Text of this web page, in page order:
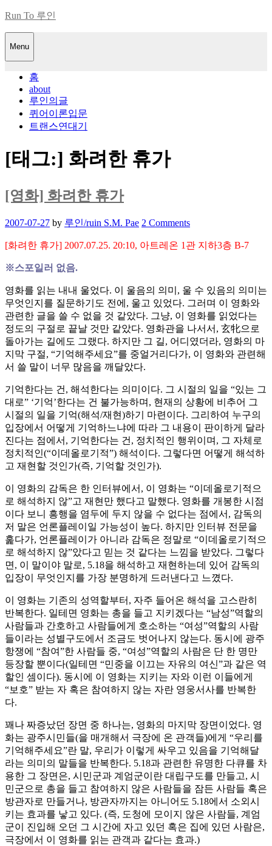
Skip
content
Run To 루인
Menu
홈
about
루인의글
퀴어이론입문
트랜스연대기
[태그:] 화려한 휴가
[영화] 화려한 휴가
Posted
2007-07-27 by 루인/ruin S.M. Pae 2 Comments
[화려한 휴가] 2007.07.25. 20:10, 아트레온 1관 지하3층 B-7
※스포일러 없음.
영화를 읽는 내내 울었다. 이 울음의 의미, 울 수 있음의 의미는
무엇인지를 질문하기도 전에, 울고 있었다. 그러며 이 영화와
관련한 글을 쓸 수 없을 것 같았다. 그냥, 이 영화를 읽었다는
정도의 구절로 끝날 것만 같았다. 영화관을 나서서, 玄牝으로
돌아가는 길에도 그랬다. 하지만 그 길, 어디였더라, 영화의 마
지막 구절, “기억해주세요”를 중얼거리다가, 이 영화와 관련해
서 쓸 말이 너무 많음을 깨달았다.
기억한다는 건, 해석한다는 의미이다. 그 시절의 일을 “있는 그
대로” ‘기억’한다는 건 불가능하며, 현재의 상황에 비추어 그
시절의 일을 기억(해석/재현)하기 마련이다. 그리하여 누구의
입장에서 어떻게 기억하느냐에 따라 그 내용이 판이하게 달라
진다는 점에서, 기억한다는 건, 정치적인 행위이며, 그 자체로
정치적인(“이데올로기적”) 해석이다. 그렇다면 어떻게 해석하
고 재현할 것인가(즉, 기억할 것인가).
이 영화의 감독은 한 인터뷰에서, 이 영화는 “이데올로기적으
로 해석하지 않”고 재현만 했다고 말했다. 영화를 개봉한 시점
이다 보니 흥행을 염두에 두지 않을 수 없다는 점에서, 감독의
저 말은 언론플레이일 가능성이 높다. 하지만 인터뷰 전문을
훑다가, 언론플레이가 아니라 감독은 정말로 “이데올로기적으
로 해석하지 않”았다고 믿는 것 같다는 느낌을 받았다. 그렇다
면, 이 말이야 말로, 5.18을 해석하고 재현하는데 있어 감독의
입장이 무엇인지를 가장 분명하게 드러낸다고 느꼈다.
이 영화는 기존의 성역할부터, 자주 들어온 해석을 고스란히
반복한다. 일테면 영화는 총을 들고 지키겠다는 “남성”역할의
사람들과 간호하고 사람들에게 호소하는 “여성”역할의 사람
들이라는 성별구도에서 조금도 벗어나지 않는다. 동시에 광주
항쟁에 “참여”한 사람들 중, “여성”역할의 사람은 단 한 명만
등장할 뿐이다(일테면 “민중을 이끄는 자유의 여신”과 같은 역
할인 셈이다). 동시에 이 영화는 지키는 자와 이런 이들에게
“보호” 받는 자 혹은 참여하지 않는 자란 영웅서사를 반복한
다.
꽤나 짜증났던 장면 중 하나는, 영화의 마지막 장면이었다. 영
화는 광주시민들(을 매개해서 극장에 온 관객들)에게 “우리를
기억해주세요”란 말, 우리가 이렇게 싸우고 있음을 기억해달
라는 의미의 말들을 반복한다. 5.18과 관련한 유명한 다큐를 차
용한 그 장면은, 시민군과 계엄군이란 대립구도를 만들고, 시
민군으로 총을 들고 참여하지 않은 사람들을 잠든 사람들 혹은
방관자로 만들거나, 방관자까지는 아니어도 5.18에서 소외시
키는 효과를 낳고 있다. (즉, 도청에 모이지 않은 사람들, 계엄
군이 진입해 오던 그 시간에 자고 있던 혹은 집에 있던 사람은,
극장에서 이 영화를 읽는 관객과 같다는 효과.)